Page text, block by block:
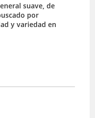
suave, de
por
y variedad en